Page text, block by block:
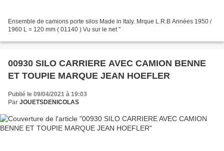
Ensemble de camions porte silos Made in Italy. Mrque L.R.B Années 1950 /
1960 L = 120 mm ( 01140 ) Vu sur le net "
00930 SILO CARRIERE AVEC CAMION BENNE
ET TOUPIE MARQUE JEAN HOEFLER
Publié le 09/04/2021 à 19:03
Par JOUETSDENICOLAS